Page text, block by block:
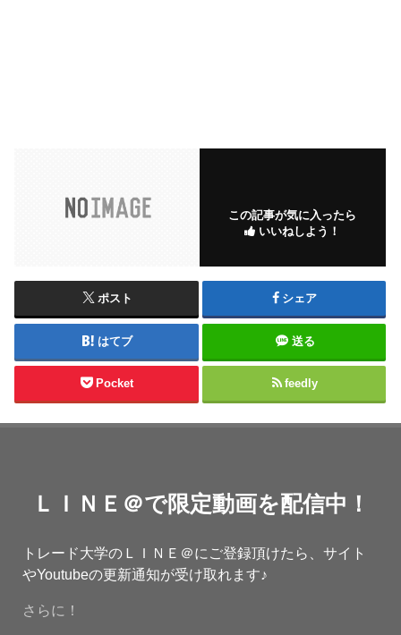
この記事が気に入ったら
いいねしよう！
ポスト シェア
はてブ 送る
Pocket feedly
ＬＩＮＥ＠で限定動画を配信中！
トレード大学のＬＩＮＥ＠にご登録頂けたら、サイト
やYoutubeの更新通知が受け取れます♪
さらに！